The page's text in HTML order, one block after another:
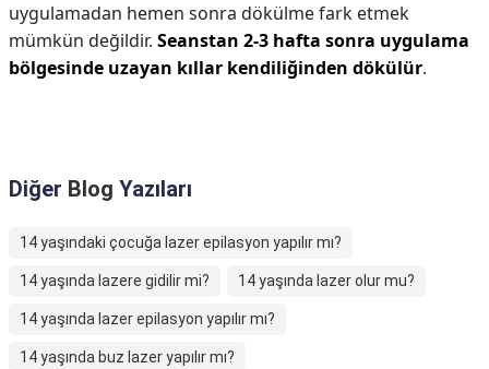
uygulamadan hemen sonra dökülme fark etmek
mümkün değildir. Seanstan 2-3 hafta sonra uygulama
bölgesinde uzayan kıllar kendiliğinden dökülür.
Diğer Blog Yazıları
14 yaşındaki çocuğa lazer epilasyon yapılır mı?
14 yaşında lazere gidilir mi? 14 yaşında lazer olur mu?
14 yaşında lazer epilasyon yapılır mı?
14 yaşında buz lazer yapılır mı?